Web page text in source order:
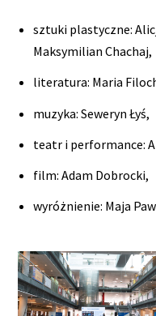
sztuki plastyczne:
Maksymilian Chachaj,
literatura: Maria
muzyka: Seweryn Łyś,
teatr i performance:
film: Adam Dobrocki,
wyróżnienie: Maja